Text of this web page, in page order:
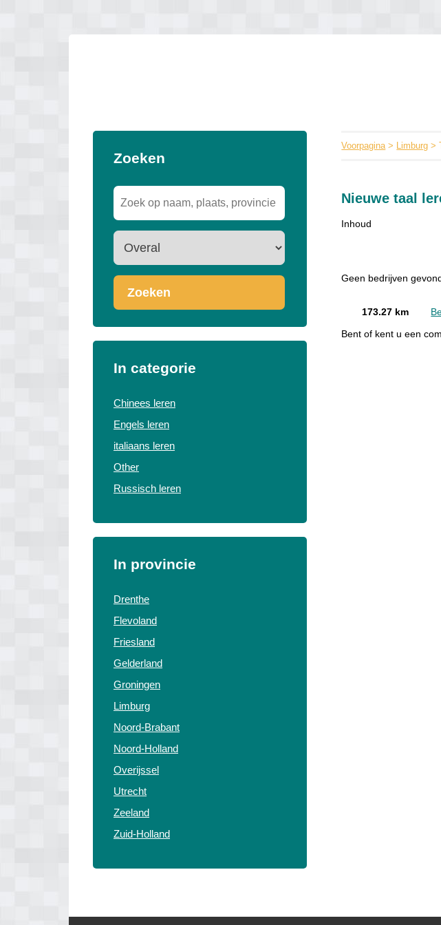
Zoeken
Zoeken
In categorie
Chinees leren
Engels leren
italiaans leren
Other
Russisch leren
In provincie
Drenthe
Flevoland
Friesland
Gelderland
Groningen
Limburg
Noord-Brabant
Noord-Holland
Overijssel
Utrecht
Zeeland
Zuid-Holland
Voorpagina> Limburg >
Nieuwe taal
Inhoud
Geen bedrijven
173.27 km
Bent of kent u een